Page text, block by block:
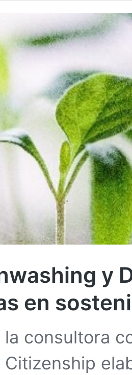
y
en
la consultora